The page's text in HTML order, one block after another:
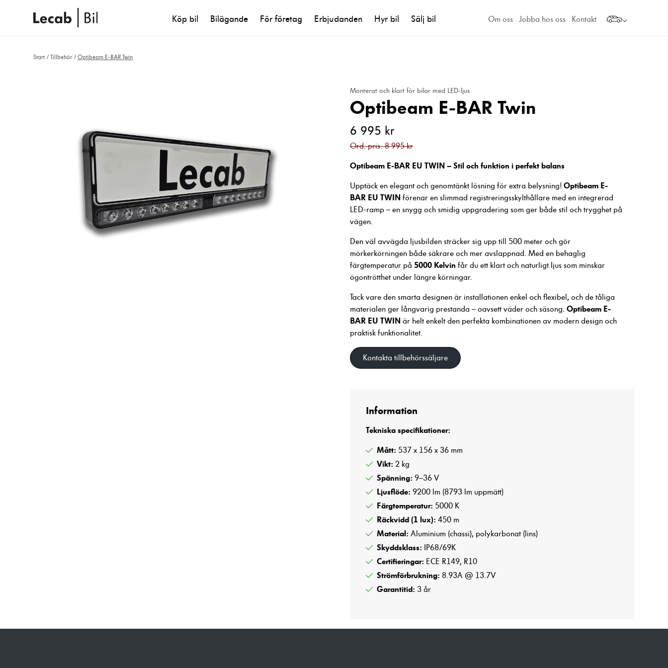
Köp bil Bilägande För företag Erbjudanden Hyr bil Sälj bil Om oss Jobba hos oss Kontakt
Start /Tillbehör /Optibeam E-BAR Twin
Monterat och klart för bilar med LED-ljus
Optibeam E-BAR Twin
6 995 kr
Ord. pris: 8 995 kr
Optibeam E-BAR EU TWIN – Stil och funktion i perfekt balans
Upptäck en elegant och genomtänkt lösning för extra belysning! Optibeam E-
BAR EU TWIN förenar en slimmad registreringsskylthållare med en integrerad
LED-ramp – en snygg och smidig uppgradering som ger både stil och trygghet på
vägen.
Den väl avvägda ljusbilden sträcker sig upp till 500 meter och gör
mörkerkörningen både säkrare och mer avslappnad. Med en behaglig
färgtemperatur på 5000 Kelvin får du ett klart och naturligt ljus som minskar
ögontrötthet under längre körningar.
Tack vare den smarta designen är installationen enkel och flexibel, och de tåliga
materialen ger långvarig prestanda – oavsett väder och säsong. Optibeam E-
BAR EU TWIN är helt enkelt den perfekta kombinationen av modern design och
praktisk funktionalitet.
Kontakta tillbehörssäljare
Information
Tekniska specifikationer:
Mått: 537 x 156 x 36 mm
Vikt: 2 kg
Spänning: 9–36 V
Ljusflöde: 9200 lm (8793 lm uppmätt)
Färgtemperatur: 5000 K
Räckvidd (1 lux): 450 m
Material: Aluminium (chassi), polykarbonat (lins)
Skyddsklass: IP68/69K
Certifieringar: ECE R149, R10
Strömförbrukning: 8.93A @ 13.7V
Garantitid: 3 år
Nödvändiga
Dessa cookies
går inte att
välja bort. De
behövs för att
hemsidan över
För att vi ska
förbättra
hemsidans
uppbyggnad,
baserat på
hur hemsidan
används.
För att vår
hemsida ska
prestera så